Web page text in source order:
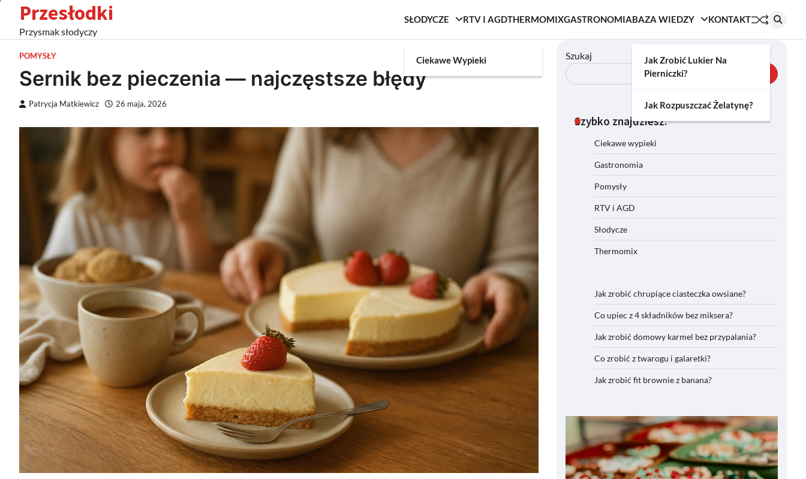
content
Przesłodki
Przysmak słodyczy
SŁODYCZE
Ciekawe Wypieki
RTV I AGDTHERMOMIXGASTRONOMIABAZA WIEDZY
Jak Zrobić Lukier Na
Pierniczki?
Jak Rozpuszczać Żelatynę?
KONTAKT
POMYSŁY
Sernik bez pieczenia — najczęstsze błędy
Patrycja Matkiewicz 26 maja, 2026
Szukaj
Szybko znajdziesz:
Ciekawe wypieki
Gastronomia
Pomysły
RTV i AGD
Słodycze
Thermomix
Jak zrobić chrupiące ciasteczka owsiane?
Co upiec z 4 składników bez miksera?
Jak zrobić domowy karmel bez przypalania?
Co zrobić z twarogu i galaretki?
Jak zrobić fit brownie z banana?